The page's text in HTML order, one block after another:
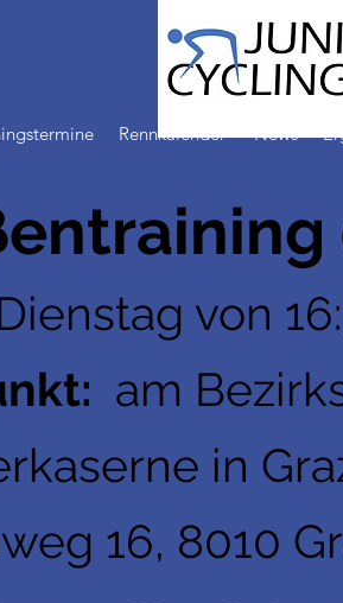
Rennkalender News
von
am
in
16, 8010